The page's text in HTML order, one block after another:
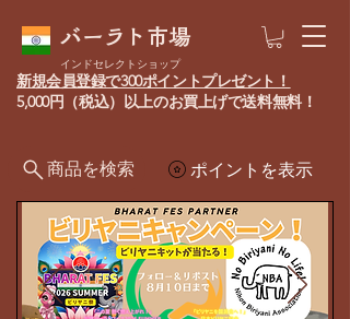
バーラト市場
ポイントを表示
新規会員登録で300ポイントプレゼント！
5,000円（税込）以上のお買上げで送料無料！
インドセレクトショップ
商品を検索